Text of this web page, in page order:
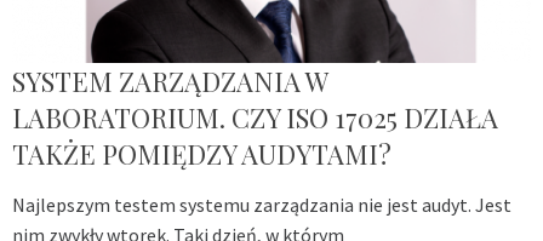
SYSTEM ZARZĄDZANIA W
LABORATORIUM. CZY ISO 17025 DZIAŁA
TAKŻE POMIĘDZY AUDYTAMI?
Najlepszym testem systemu zarządzania nie jest audyt. Jest
nim zwykły wtorek. Taki dzień, w którym